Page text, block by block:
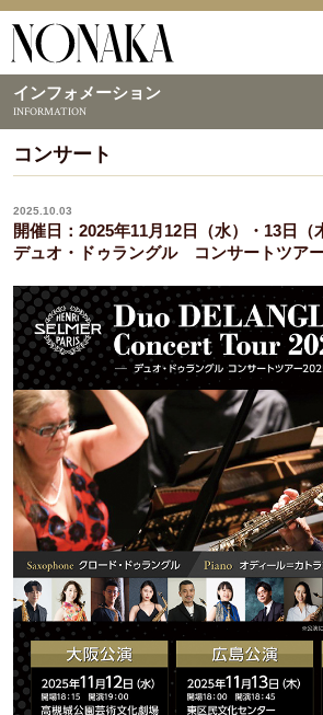
インフォメーション
INFORMATION
コンサート
2025.10.03
開催日：2025年11月12日（水）・13日（
デュオ・ドゥラングル コンサートツア